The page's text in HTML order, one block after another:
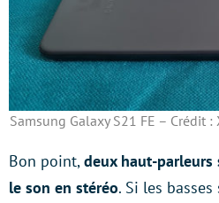
Samsung Galaxy S21 FE – Crédit :
Bon point,deux haut-
le son en stéréo. Si les